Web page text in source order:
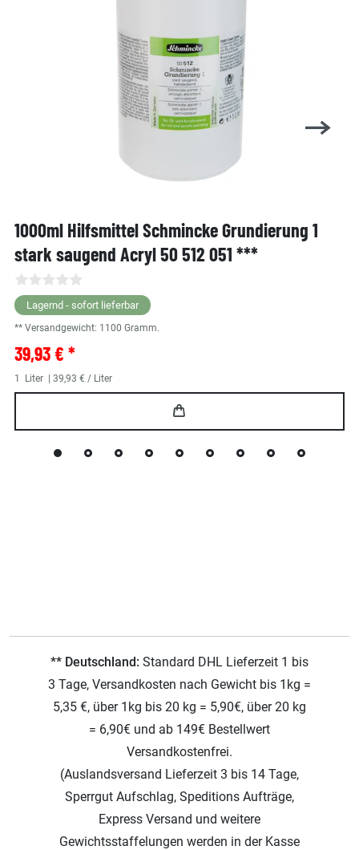
1000ml Hilfsmittel Schmincke Grundierung 1
stark saugend Acryl 50 512 051 ***
Lagernd - sofort lieferbar
** Versandgewicht: 1100 Gramm.
39,93 € *
1 Liter | 39,93 € / Liter
** Deutschland: Standard DHL Lieferzeit 1 bis
3 Tage, Versandkosten nach Gewicht bis 1kg =
5,35 €, über 1kg bis 20 kg = 5,90€, über 20 kg
= 6,90€ und ab 149€ Bestellwert
Versandkostenfrei.
(Auslandsversand Lieferzeit 3 bis 14 Tage,
Sperrgut Aufschlag, Speditions Aufträge,
Express Versand und weitere
Gewichtsstaffelungen werden in der Kasse